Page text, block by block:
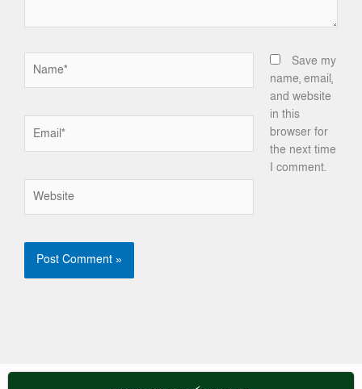
Save my
name, email,
and website
in this
browser for
the next time
I comment.